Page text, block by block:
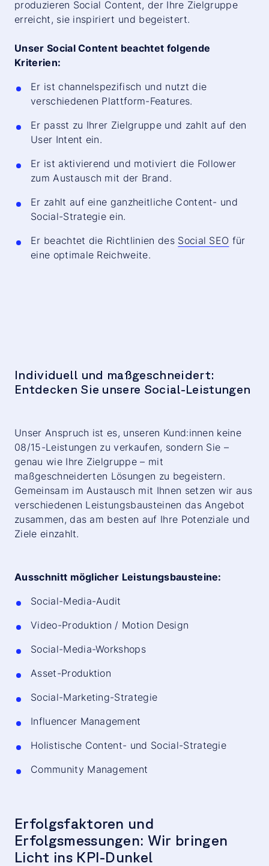
produzieren Social Content, der Ihre Zielgruppe
erreicht, sie inspiriert und begeistert.
Unser Social Content beachtet folgende
Kriterien:
Er ist channelspezifisch und nutzt die
verschiedenen Plattform-Features.
Er passt zu Ihrer Zielgruppe und zahlt auf den
User Intent ein.
Er ist aktivierend und motiviert die Follower
zum Austausch mit der Brand.
Er zahlt auf eine ganzheitliche Content- und
Social-Strategie ein.
Er beachtet die Richtlinien des Social SEO für
eine optimale Reichweite.
Individuell und maßgeschneidert:
Entdecken Sie unsere Social-Leistungen
Unser Anspruch ist es, unseren Kund:innen keine
08/15-Leistungen zu verkaufen, sondern Sie –
genau wie Ihre Zielgruppe – mit
maßgeschneiderten Lösungen zu begeistern.
Gemeinsam im Austausch mit Ihnen setzen wir aus
verschiedenen Leistungsbausteinen das Angebot
zusammen, das am besten auf Ihre Potenziale und
Ziele einzahlt.
Ausschnitt möglicher Leistungsbausteine:
Social-Media-Audit
Video-Produktion / Motion Design
Social-Media-Workshops
Asset-Produktion
Social-Marketing-Strategie
Influencer Management
Holistische Content- und Social-Strategie
Community Management
Erfolgsfaktoren und
Erfolgsmessungen: Wir bringen
Licht ins KPI-Dunkel